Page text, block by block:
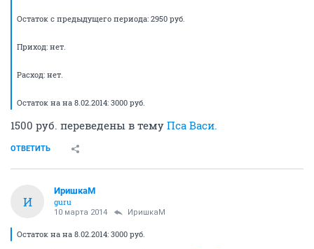
Остаток с предыдущего периода: 2950 руб.
Приход: нет.
Расход: нет.
Остаток на на 8.02.2014: 3000 руб.
1500 руб. переведены в тему Пса Васи.
ОТВЕТИТЬ
И
ИришкаМ
guru
10 марта 2014 ИришкаМ
Остаток на на 8.02.2014: 3000 руб.